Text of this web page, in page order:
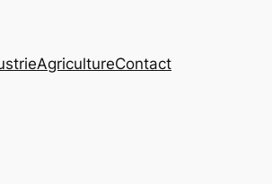
AgricultureContact